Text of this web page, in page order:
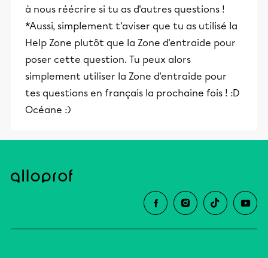
à nous réécrire si tu as d'autres questions !
*Aussi, simplement t'aviser que tu as utilisé la
Help Zone plutôt que la Zone d'entraide pour
poser cette question. Tu peux alors
simplement utiliser la Zone d'entraide pour
tes questions en français la prochaine fois ! :D
Océane :)